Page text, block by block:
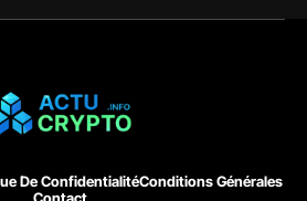
De ConfidentialitéConditions Générales
Contact